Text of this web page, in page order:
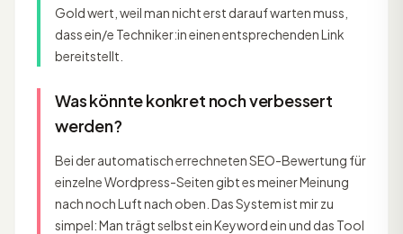
Gold wert, weil man nicht erst darauf warten muss,
dass ein/e Techniker:in einen entsprechenden Link
bereitstellt.
Was könnte konkret noch verbessert
werden?
Bei der automatisch errechneten SEO-Bewertung für
einzelne Wordpress-Seiten gibt es meiner Meinung
nach noch Luft nach oben. Das System ist mir zu
simpel: Man trägt selbst ein Keyword ein und das Tool